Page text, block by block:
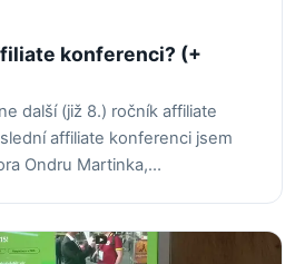
konferenci? (+
další (již 8.) ročník affiliate
affiliate konferenci jsem
Ondru Martinka,…